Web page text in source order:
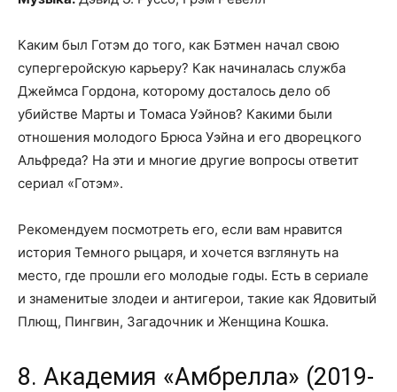
Каким был Готэм до того, как Бэтмен начал свою
супергеройскую карьеру? Как начиналась служба
Джеймса Гордона, которому досталось дело об
убийстве Марты и Томаса Уэйнов? Какими были
отношения молодого Брюса Уэйна и его дворецкого
Альфреда? На эти и многие другие вопросы ответит
сериал «Готэм».
Рекомендуем посмотреть его, если вам нравится
история Темного рыцаря, и хочется взглянуть на
место, где прошли его молодые годы. Есть в сериале
и знаменитые злодеи и антигерои, такие как Ядовитый
Плющ, Пингвин, Загадочник и Женщина Кошка.
8. Академия «Амбрелла» (2019-